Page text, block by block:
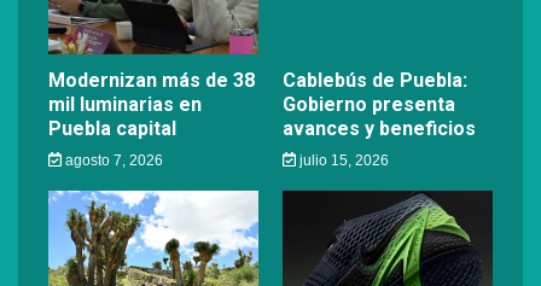
Modernizan más de 38
mil luminarias en
Puebla capital
agosto 7, 2026
Cablebús de Puebla:
Gobierno presenta
avances y beneficios
julio 15, 2026